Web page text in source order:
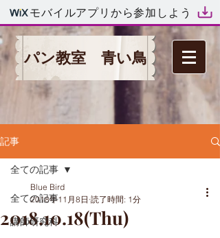
モバイルアプリから参加しよう
パン教室 青い鳥
記事
全ての記事
講師研究科
全ての記事
2018.10.18(Thu)
Blue Bird
2018年11月8日 読了時間: 1分